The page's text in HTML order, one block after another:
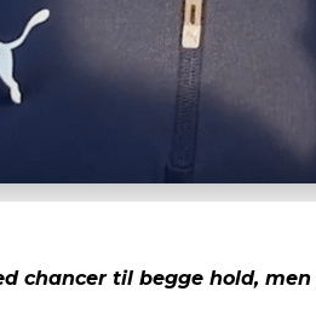
chancer til begge hold,